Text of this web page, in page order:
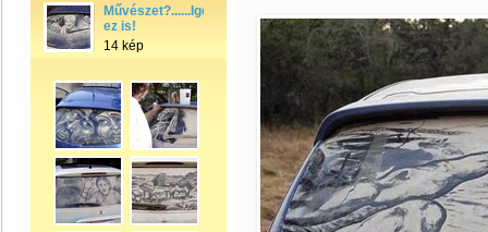
Művészet?......Igen
ez is!
14 kép